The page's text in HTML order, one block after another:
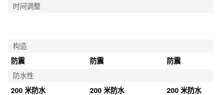
时间调整
构造
防震
防震
防震
防水性
200 米防水
200 米防水 200 米防水